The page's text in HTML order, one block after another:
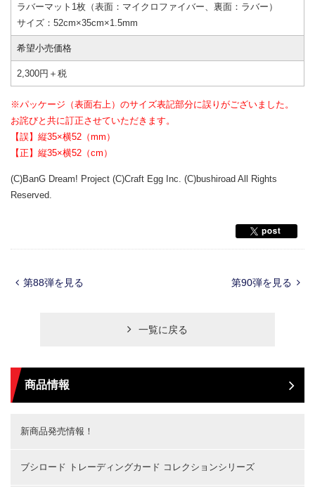
ラバーマット1枚（表面：マイクロファイバー、裏面：ラバー）
サイズ：52cm×35cm×1.5mm
希望小売価格
2,300円＋税
※パッケージ（表面右上）のサイズ表記部分に誤りがございました。
お詫びと共に訂正させていただきます。
【誤】縦35×横52（mm）
【正】縦35×横52（cm）
(C)BanG Dream! Project (C)Craft Egg Inc. (C)bushiroad All Rights
Reserved.
第88弾を見る
一覧に戻る
第90弾を見る
商品情報
新商品発売情報！
ブシロード トレーディングカード コレクションシリーズ